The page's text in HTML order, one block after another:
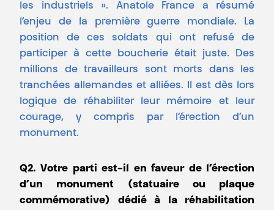
les industriels ». Anatole France a résumé
l’enjeu de la première guerre mondiale. La
position de ces soldats qui ont refusé de
participer à cette boucherie était juste. Des
millions de travailleurs sont morts dans les
tranchées allemandes et alliées. Il est dès lors
logique de réhabiliter leur mémoire et leur
courage, y compris par l’érection d’un
monument.
Q2. Votre parti est-il en faveur de l’érection
d’un monument (statuaire ou plaque
commémorative) dédié à la réhabilitation